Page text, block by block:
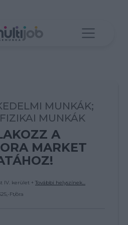
MUNKÁK;
MUNKÁK
A
MARKET
IV. kerület + További helyszínek...
Ft/óra